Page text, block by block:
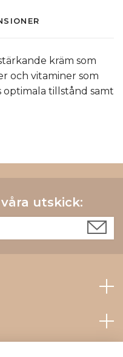
kräm som
och vitaminer som
tillstånd samt
utskick: